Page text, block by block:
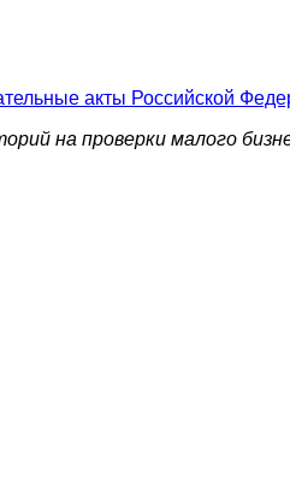
акты Российской
на проверки малого